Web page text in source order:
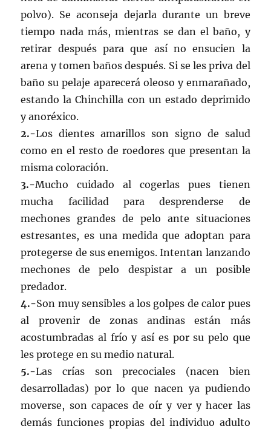
polvo). Se aconseja dejarla durante un breve
tiempo nada más, mientras se dan el baño, y
retirar después para que así no ensucien la
arena y tomen baños después. Si se les priva del
baño su pelaje aparecerá oleoso y enmarañado,
estando la Chinchilla con un estado deprimido
y anoréxico.
2.-Los dientes amarillos son signo de salud
como en el resto de roedores que presentan la
misma coloración.
3.-Mucho cuidado al cogerlas pues tienen
mucha facilidad para desprenderse de
mechones grandes de pelo ante situaciones
estresantes, es una medida que adoptan para
protegerse de sus enemigos. Intentan lanzando
mechones de pelo despistar a un posible
predador.
4.-Son muy sensibles a los golpes de calor pues
al provenir de zonas andinas están más
acostumbradas al frío y así es por su pelo que
les protege en su medio natural.
5.-Las crías son precociales (nacen bien
desarrolladas) por lo que nacen ya pudiendo
moverse, son capaces de oír y ver y hacer las
demás funciones propias del individuo adulto